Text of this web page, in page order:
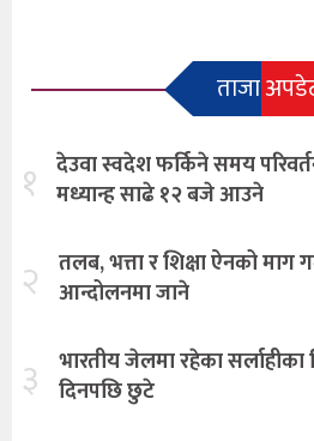
ताजा
१ देउवा स्वदेश फर्किने समय
मध्यान्ह साढे १२ बजे आउने
२ तलब, भत्ता र शिक्षा ऐनको माग
आन्दोलनमा जाने
३ भारतीय जेलमा रहेका
दिनपछि छुटे